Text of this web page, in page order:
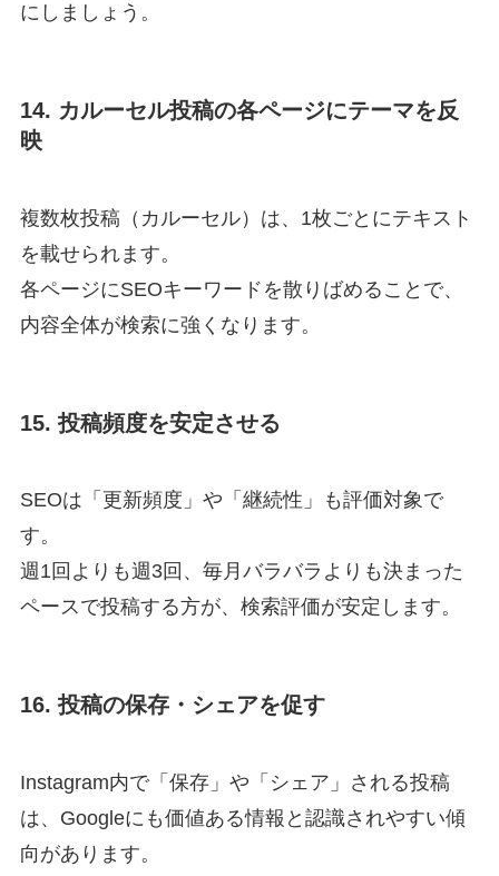
にしましょう。
14. カルーセル投稿の各ページにテーマを反
映
複数枚投稿（カルーセル）は、1枚ごとにテキスト
を載せられます。
各ページにSEOキーワードを散りばめることで、
内容全体が検索に強くなります。
15. 投稿頻度を安定させる
SEOは「更新頻度」や「継続性」も評価対象で
す。
週1回よりも週3回、毎月バラバラよりも決まった
ペースで投稿する方が、検索評価が安定します。
16. 投稿の保存・シェアを促す
Instagram内で「保存」や「シェア」される投稿
は、Googleにも価値ある情報と認識されやすい傾
向があります。